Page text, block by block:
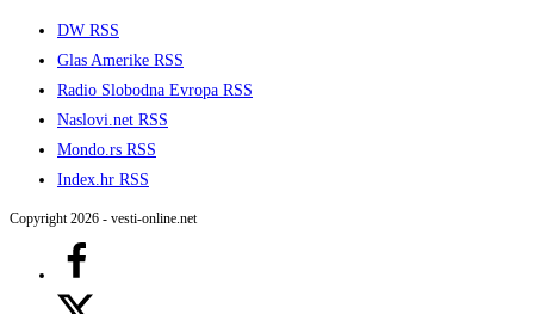
DW RSS
Glas Amerike RSS
Radio Slobodna Evropa RSS
Naslovi.net RSS
Mondo.rs RSS
Index.hr RSS
Copyright 2026 - vesti-online.net